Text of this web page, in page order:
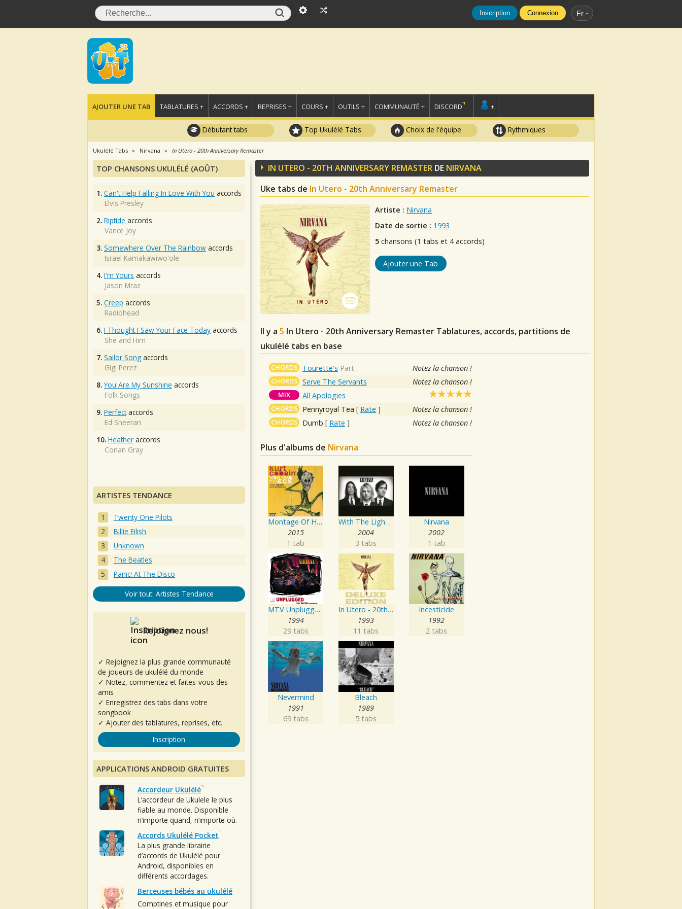
Inscription Connexion Fr
AJOUTER UNE TAB TABLATURES + ACCORDS + REPRISES + COURS + OUTILS + COMMUNAUTÉ + DISCORD +
Débutant tabs Top Ukulélé Tabs Choix de l'équipe Rythmiques
Ukulélé Tabs Nirvana In Utero - 20th Anniversary Remaster
IN UTERO - 20TH ANNIVERSARY REMASTER DE NIRVANA
Uke tabs de In Utero - 20th Anniversary Remaster
Artiste : Nirvana
Date de sortie : 1993
5 chansons (1 tabs et 4 accords)
Ajouter une Tab
Il y a 5 In Utero - 20th Anniversary Remaster Tablatures, accords, partitions de
ukulélé tabs en base
CHORDS Tourette's Part Notez la chanson !
CHORDS Serve The Servants Notez la chanson !
MIX All Apologies
CHORDS Pennyroyal Tea [ Rate ] Notez la chanson !
CHORDS Dumb [ Rate ] Notez la chanson !
Plus d'albums de Nirvana
Montage Of Heck: The Home Recordings
2015
1 tab
With The Lights Out - Box Set
2004
3 tabs
Nirvana
2002
1 tab
MTV Unplugged In New York
1994
29 tabs
In Utero - 20th Anniversary
1993
11 tabs
Incesticide
1992
2 tabs
Nevermind
1991
69 tabs
Bleach
1989
5 tabs
TOP CHANSONS UKULÉLÉ (AOÛT)
1. Can't Help Falling In Love With You accords
Elvis Presley
2. Riptide accords
Vance Joy
3. Somewhere Over The Rainbow accords
Israel Kamakawiwo'ole
4. I'm Yours accords
Jason Mraz
5. Creep accords
Radiohead
6. I Thought I Saw Your Face Today accords
She and Him
7. Sailor Song accords
Gigi Perez
8. You Are My Sunshine accords
Folk Songs
9. Perfectaccords
Ed Sheeran
10. Heather accords
Conan Gray
ARTISTES TENDANCE
Twenty One Pilots
Billie Eilish
Unknown
The Beatles
Panic! At The Disco
Voir tout: Artistes Tendance
Rejoignez nous!
✓ Rejoignez la plus grande communauté
de joueurs de ukulélé du monde
✓ Notez, commentez et faites-vous des
amis
✓ Enregistrez des tabs dans votre
songbook
✓ Ajouter des tablatures, reprises, etc.
Inscription
APPLICATIONS ANDROID GRATUITES
Accordeur Ukulélé
L’accordeur de Ukulele le plus
fiable au monde. Disponible
n’importe quand, n’importe où.
Accords Ukulélé Pocket
La plus grande librairie
d’accords de Ukulélé pour
Android, disponibles en
différents accordages.
Berceuses bébés au ukulélé
Comptines et musique pour